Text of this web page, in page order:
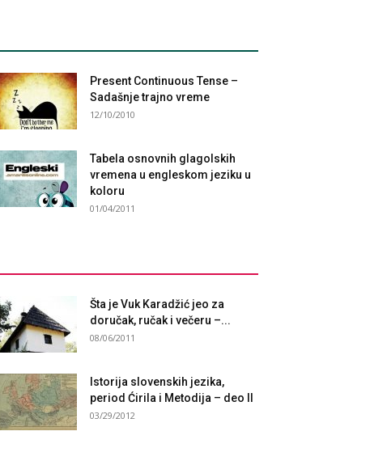
Present Continuous Tense –
Sadašnje trajno vreme
12/10/2010
Tabela osnovnih glagolskih
vremena u engleskom jeziku u
koloru
01/04/2011
Šta je Vuk Karadžić jeo za
doručak, ručak i večeru –...
08/06/2011
Istorija slovenskih jezika,
period Ćirila i Metodija – deo II
03/29/2012